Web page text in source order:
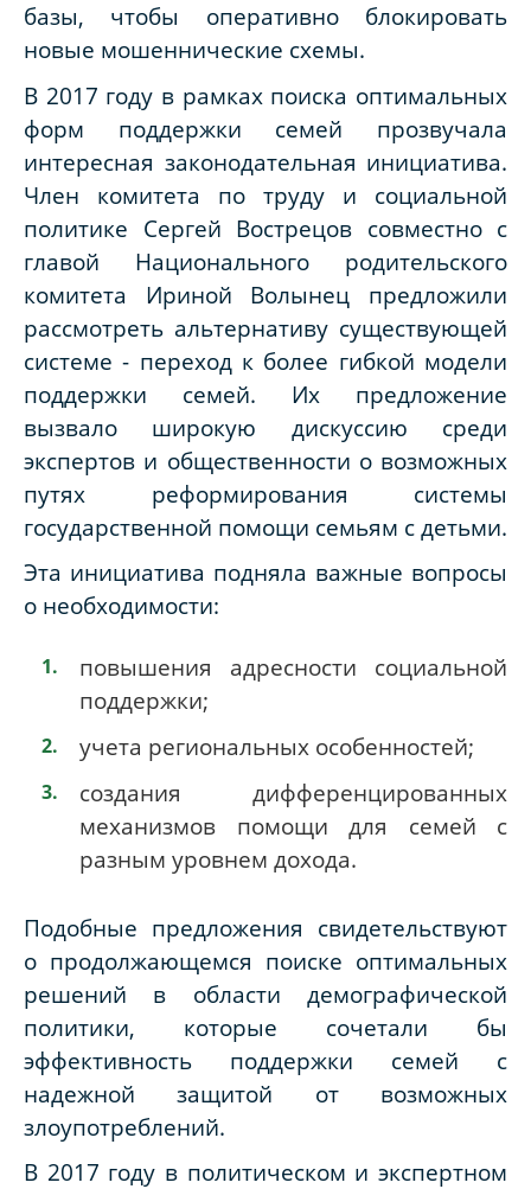
базы, чтобы оперативно блокировать
новые мошеннические схемы.
В 2017 году в рамках поиска оптимальных
форм поддержки семей прозвучала
интересная законодательная инициатива.
Член комитета по труду и социальной
политике Сергей Вострецов совместно с
главой Национального родительского
комитета Ириной Волынец предложили
рассмотреть альтернативу существующей
системе - переход к более гибкой модели
поддержки семей. Их предложение
вызвало широкую дискуссию среди
экспертов и общественности о возможных
путях реформирования системы
государственной помощи семьям с детьми.
Эта инициатива подняла важные вопросы
о необходимости:
повышения адресности социальной
поддержки;
учета региональных особенностей;
создания дифференцированных
механизмов помощи для семей с
разным уровнем дохода.
Подобные предложения свидетельствуют
о продолжающемся поиске оптимальных
решений в области демографической
политики, которые сочетали бы
эффективность поддержки семей с
надежной защитой от возможных
злоупотреблений.
В 2017 году в политическом и экспертном